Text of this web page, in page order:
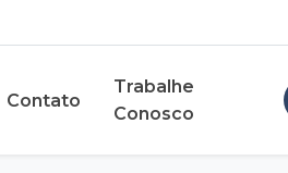
Contato
Trabalhe
Conosco